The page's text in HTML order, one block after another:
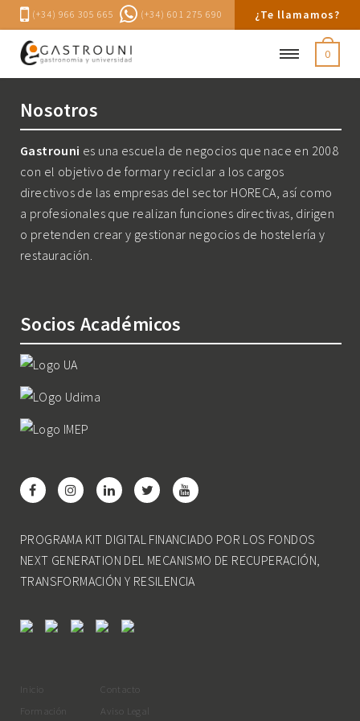
(+34) 966 305 665 (+34) 601 275 690 ¿Te llamamos?
0
Nosotros
Gastrouni es una escuela de negocios que nace en 2008
con el objetivo de formar y reciclar a los cargos
directivos de las empresas del sector HORECA, así como
a profesionales que realizan funciones directivas, dirigen
o pretenden crear y gestionar negocios de hostelería y
restauración.
Socios Académicos
PROGRAMA KIT DIGITAL FINANCIADO POR LOS FONDOS
NEXT GENERATION DEL MECANISMO DE RECUPERACIÓN,
TRANSFORMACIÓN Y RESILENCIA
Inicio
Formación
Contacto
Aviso Legal